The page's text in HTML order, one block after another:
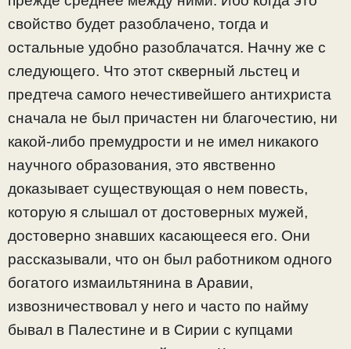
свойство будет разоблачено, тогда и
остальные удобно разоблачатся. Начну же с
следующего. Что этот скверный льстец и
предтеча самого нечестивейшего антихриста
сначала не был причастен ни благочестию, ни
какой-либо премудрости и не имел никакого
научного образования, это явственно
доказывает существующая о нем повесть,
которую я слышал от достоверных мужей,
достоверно знавших касающееся его. Они
рассказывали, что он был работником одного
богатого измаильтянина в Аравии,
извозничествовал у него и часто по найму
бывал в Палестине и в Сирии с купцами